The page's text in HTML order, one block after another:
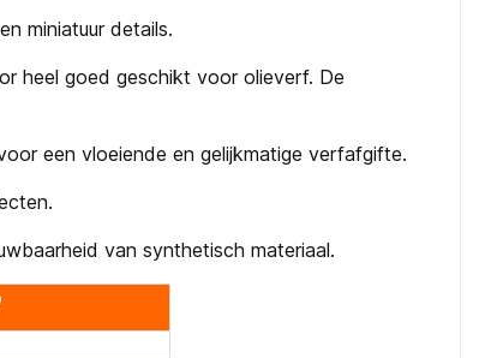
miniatuur details.
heel goed geschikt voor olieverf. De
een vloeiende en gelijkmatige verfafgifte.
van synthetisch materiaal.